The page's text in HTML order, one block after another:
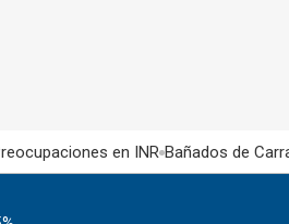
en INR Bañados de